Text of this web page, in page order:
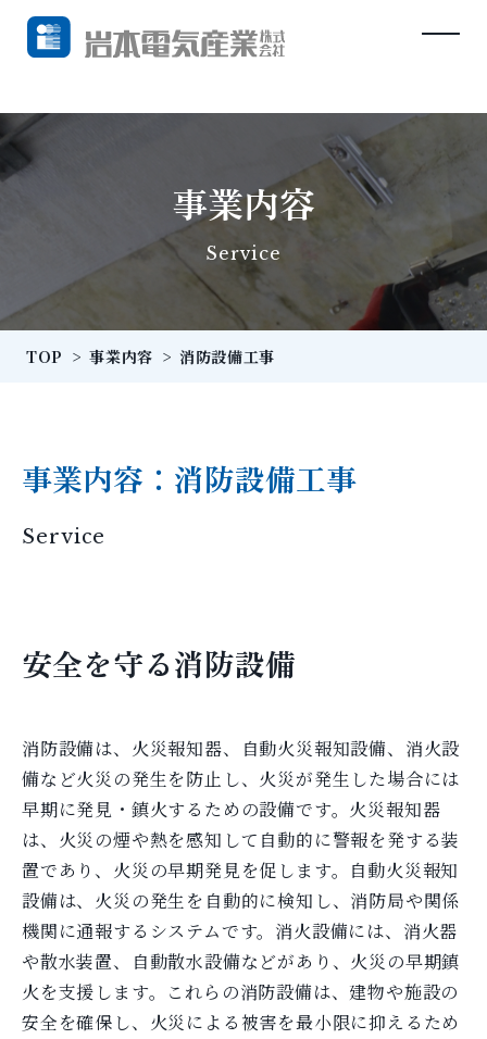
事業内容
Service
TOP > 事業内容 > 消防設備工事
事業内容：消防設備工事
Service
安全を守る消防設備
消防設備は、火災報知器、自動火災報知設備、消火設
備など火災の発生を防止し、火災が発生した場合には
早期に発見・鎮火するための設備です。火災報知器
は、火災の煙や熱を感知して自動的に警報を発する装
置であり、火災の早期発見を促します。自動火災報知
設備は、火災の発生を自動的に検知し、消防局や関係
機関に通報するシステムです。消火設備には、消火器
や散水装置、自動散水設備などがあり、火災の早期鎮
火を支援します。これらの消防設備は、建物や施設の
安全を確保し、火災による被害を最小限に抑えるため